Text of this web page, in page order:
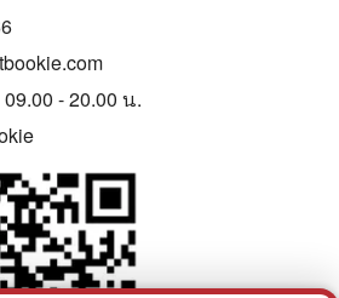
- 20.00 น.